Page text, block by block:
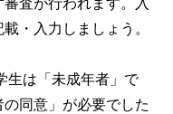
査が行われます。入
・入力しましょう。
生は「未成年者」で
同意」が必要でした